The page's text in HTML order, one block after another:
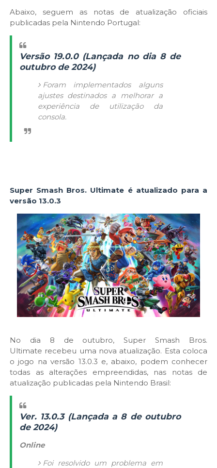
Abaixo, seguem as notas de atualização oficiais
publicadas pela Nintendo Portugal:
Versão 19.0.0 (Lançada no dia 8 de
outubro de 2024)
Foram implementados alguns
ajustes destinados a melhorar a
experiência de utilização da
consola.
Super Smash Bros. Ultimate é atualizado para a
versão 13.0.3
No dia 8 de outubro, Super Smash Bros.
Ultimate recebeu uma nova atualização. Esta coloca
o jogo na versão 13.0.3 e, abaixo, podem conhecer
todas as alterações empreendidas, nas notas de
atualização publicadas pela Nintendo Brasil:
Ver. 13.0.3 (Lançada a 8 de outubro
de 2024)
Online
Foi resolvido um problema em